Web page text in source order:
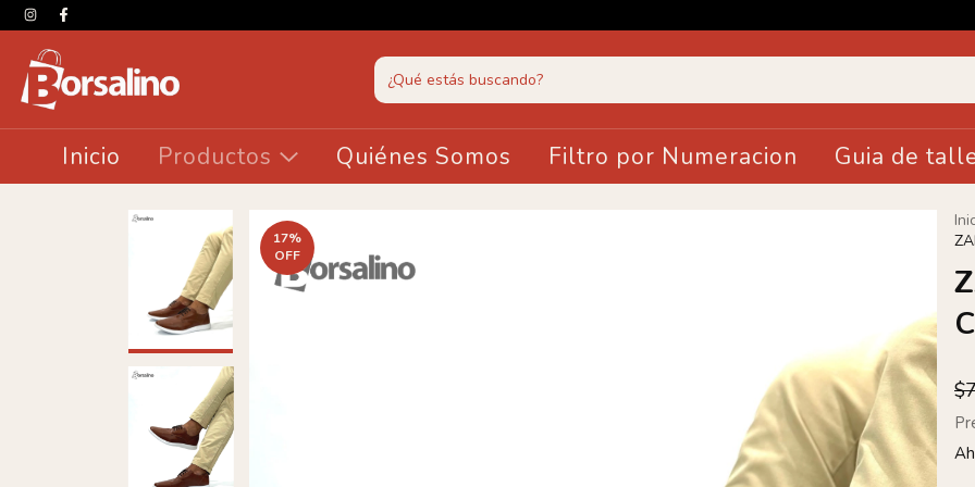
Inicio Productos Quiénes Somos Filtro por Numeracion Guia de
17%
OFF